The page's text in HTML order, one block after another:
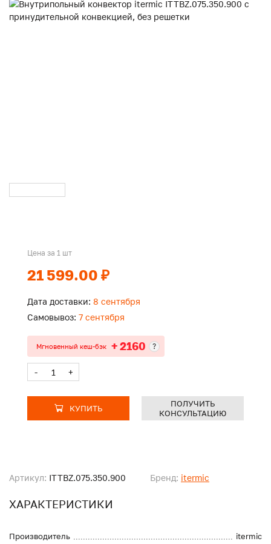
Артикул: ITTBZ.075.350.900 Бренд: itermic
ХАРАКТЕРИСТИКИ
Производитель
itermic
Цена за 1 шт
21 599.00 ₽
Дата доставки: 8 сентября
Самовывоз: 7 сентября
Мгновенный кеш-бэк + 2160 ?
- +
КУПИТЬ
ПОЛУЧИТЬ
КОНСУЛЬТАЦИЮ